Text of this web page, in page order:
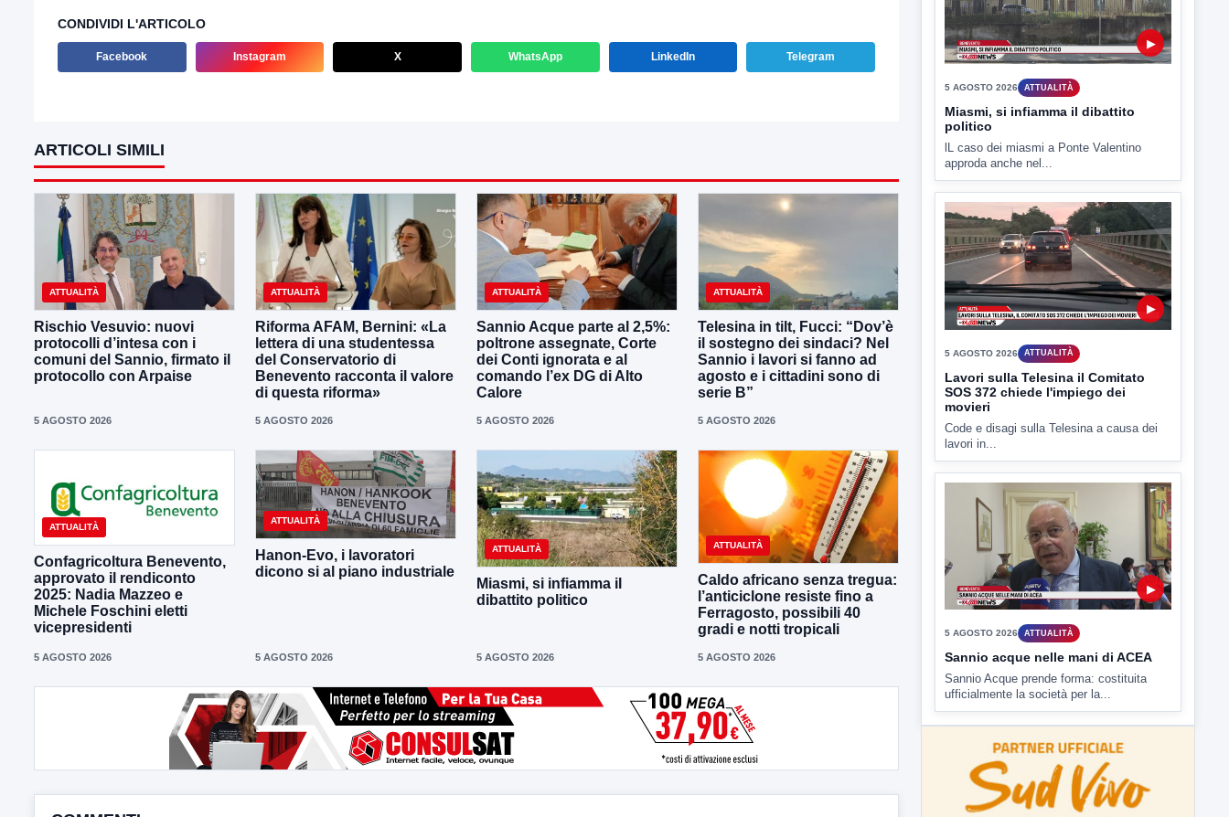
CONDIVIDI L'ARTICOLO
Facebook Instagram X WhatsApp LinkedIn Telegram
ARTICOLI SIMILI
ATTUALITÀ
Rischio Vesuvio: nuovi
protocolli d’intesa con i
comuni del Sannio, firmato il
protocollo con Arpaise
5 AGOSTO 2026
ATTUALITÀ
Riforma AFAM, Bernini: «La
lettera di una studentessa
del Conservatorio di
Benevento racconta il valore
di questa riforma»
5 AGOSTO 2026
ATTUALITÀ
Sannio Acque parte al 2,5%:
poltrone assegnate, Corte
dei Conti ignorata e al
comando l’ex DG di Alto
Calore
5 AGOSTO 2026
ATTUALITÀ
Telesina in tilt, Fucci: “Dov’è
il sostegno dei sindaci? Nel
Sannio i lavori si fanno ad
agosto e i cittadini sono di
serie B”
5 AGOSTO 2026
ATTUALITÀ
Confagricoltura Benevento,
approvato il rendiconto
2025: Nadia Mazzeo e
Michele Foschini eletti
vicepresidenti
5 AGOSTO 2026
ATTUALITÀ
Hanon-Evo, i lavoratori
dicono si al piano industriale
5 AGOSTO 2026
ATTUALITÀ
Miasmi, si infiamma il
dibattito politico
5 AGOSTO 2026
ATTUALITÀ
Caldo africano senza tregua:
l’anticiclone resiste fino a
Ferragosto, possibili 40
gradi e notti tropicali
5 AGOSTO 2026
▶
5 AGOSTO 2026 ATTUALITÀ
Miasmi, si infiamma il dibattito
politico
lL caso dei miasmi a Ponte Valentino
approda anche nel...
▶
5 AGOSTO 2026 ATTUALITÀ
Lavori sulla Telesina il Comitato
SOS 372 chiede l'impiego dei
movieri
Code e disagi sulla Telesina a causa dei
lavori in...
▶
5 AGOSTO 2026 ATTUALITÀ
Sannio acque nelle mani di ACEA
Sannio Acque prende forma: costituita
ufficialmente la società per la...